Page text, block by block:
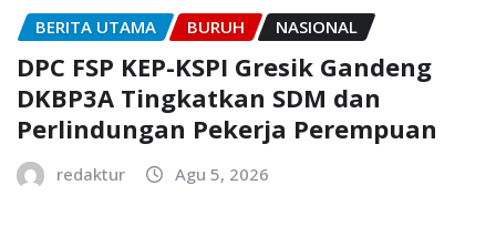
BERITA UTAMA BURUH NASIONAL
DPC FSP KEP-KSPI Gresik Gandeng
DKBP3A Tingkatkan SDM dan
Perlindungan Pekerja Perempuan
redaktur Agu 5, 2026